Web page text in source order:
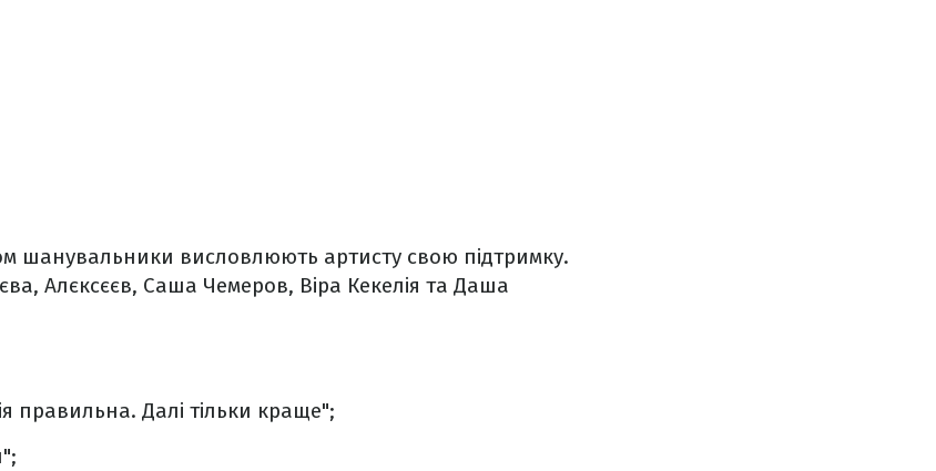
шанувальники висловлюють артисту свою підтримку.
Алєксєєв, Саша Чемеров, Віра Кекелія та Даша
правильна. Далі тільки краще";